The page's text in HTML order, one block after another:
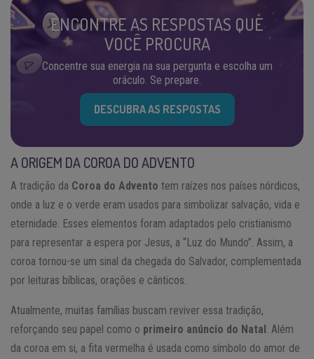
ENCONTRE AS RESPOSTAS QUE
VOCÊ PROCURA
Concentre sua energia na sua pergunta e escolha um
oráculo. Se prepare.
DESCUBRA AS RESPOSTAS
A ORIGEM DA COROA DO ADVENTO
A tradição da Coroa do Advento tem raízes nos países nórdicos,
onde a luz e o verde eram usados para simbolizar salvação, vida e
eternidade. Esses elementos foram adaptados pelo cristianismo
para representar a espera por Jesus, a “Luz do Mundo”. Assim, a
coroa tornou-se um sinal da chegada do Salvador, complementada
por leituras bíblicas, orações e cânticos.
Atualmente, muitas famílias buscam reviver essa tradição,
reforçando seu papel como o primeiro anúncio do Natal . Além
da coroa em si, a fita vermelha é usada como símbolo do amor de